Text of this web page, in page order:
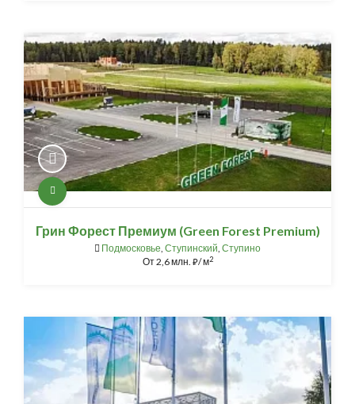
Грин Форест Премиум (Green Forest Premium)
Подмосковье, Ступинский, Ступино
От2,6 млн. ⃏/ м2